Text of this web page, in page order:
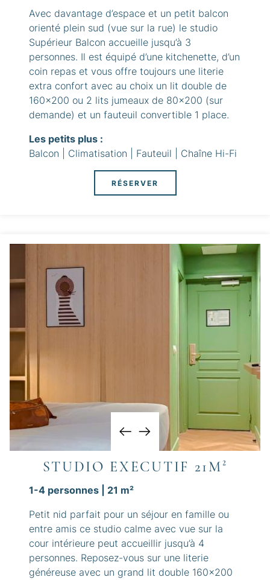
Avec davantage d’espace et un petit balcon
orienté plein sud (vue sur la rue) le studio
Supérieur Balcon accueille jusqu’à 3
personnes. Il est équipé d’une kitchenette, d’un
coin repas et vous offre toujours une literie
extra confort avec au choix un lit double de
160x200 ou 2 lits jumeaux de 80x200 (sur
demande) et un fauteuil convertible 1 place.
Les petits plus :
Balcon | Climatisation | Fauteuil | Chaîne Hi-Fi
RÉSERVER
STUDIO EXÉCUTIF 21M²
1-4 personnes | 21 m²​
Petit nid parfait pour un séjour en famille ou
entre amis ce studio calme avec vue sur la
cour intérieure peut accueillir jusqu’à 4
personnes. Reposez-vous sur une literie
généreuse avec un grand lit double 160x200